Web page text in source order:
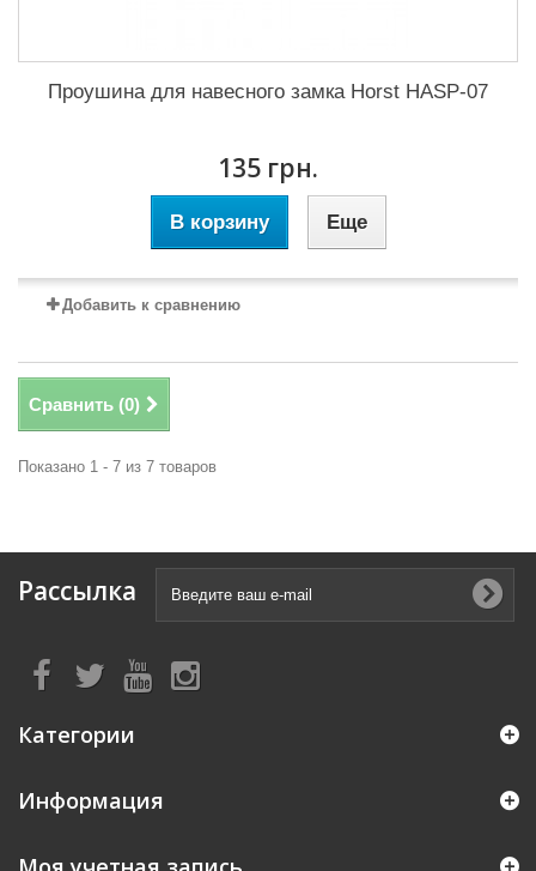
Проушина для навесного замка Horst HASP-07
135 грн.
В корзину Еще
Добавить к сравнению
Сравнить (0)
Показано 1 - 7 из 7 товаров
Рассылка
Категории
Информация